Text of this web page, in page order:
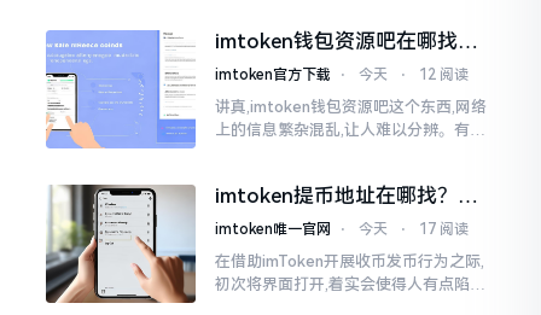
imtoken钱包资源吧在哪找，
这些坑我帮你趟过
imtoken官方下载 ⋅ 今天 ⋅ 12 阅读
讲真,imtoken钱包资源吧这个东西,网络
上的信息繁杂混乱,让人难以分辨。有的
imtoken提币地址在哪找？手
把手教你快速查看
imtoken唯一官网 ⋅ 今天 ⋅ 17 阅读
在借助imToken开展收币发币行为之际,
初次将界面打开,着实会使得人有点陷入